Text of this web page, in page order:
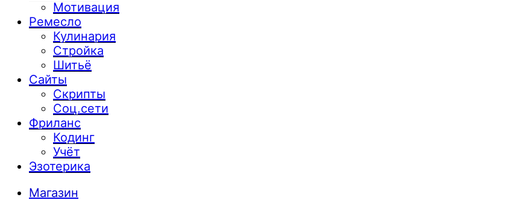
Мотивация
Ремесло
Кулинария
Стройка
Шитьё
Сайты
Скрипты
Соц.сети
Фриланс
Кодинг
Учёт
Эзотерика
Магазин